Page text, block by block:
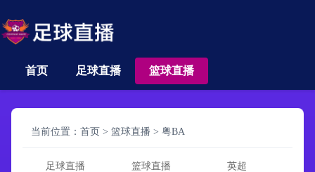
首页 足球直播 篮球直播
当前位置： 首页 > 篮球直播 > 粤BA
足球直播 篮球直播 英超